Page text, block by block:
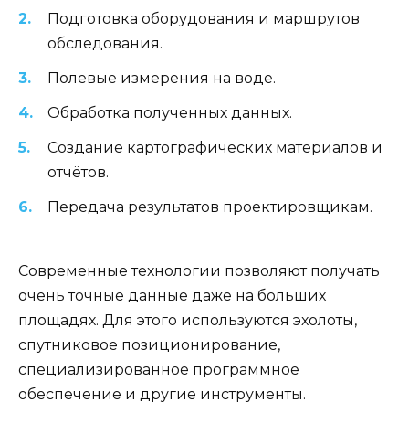
Подготовка оборудования и маршрутов
обследования.
Полевые измерения на воде.
Обработка полученных данных.
Создание картографических материалов и
отчётов.
Передача результатов проектировщикам.
Современные технологии позволяют получать
очень точные данные даже на больших
площадях. Для этого используются эхолоты,
спутниковое позиционирование,
специализированное программное
обеспечение и другие инструменты.